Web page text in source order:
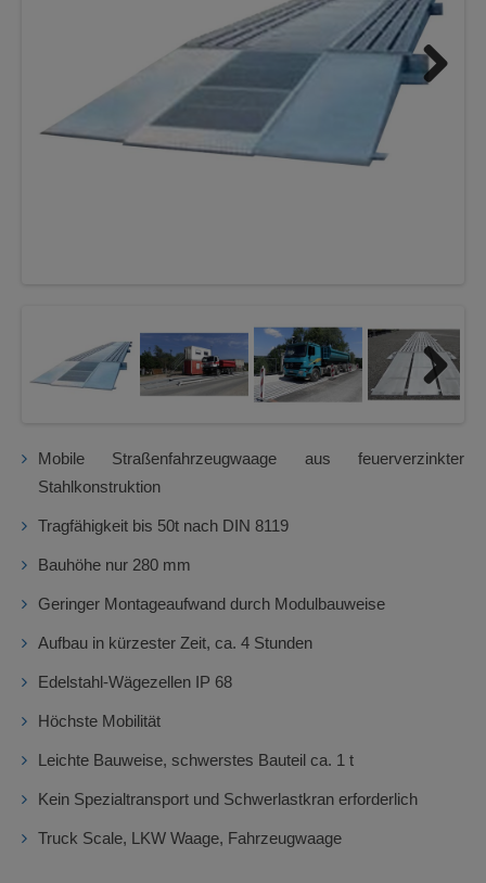
Next
Mobile Straßenfahrzeugwaage aus feuerverzinkter
Stahlkonstruktion
Tragfähigkeit bis 50t nach DIN 8119
Bauhöhe nur 280 mm
Geringer Montageaufwand durch Modulbauweise
Aufbau in kürzester Zeit, ca. 4 Stunden
Edelstahl-Wägezellen IP 68
Höchste Mobilität
Leichte Bauweise, schwerstes Bauteil ca. 1 t
Kein Spezialtransport und Schwerlastkran erforderlich
Truck Scale, LKW Waage, Fahrzeugwaage